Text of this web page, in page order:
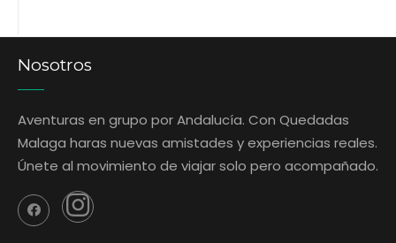
Nosotros
Aventuras en grupo por Andalucía. Con Quedadas
Malaga haras nuevas amistades y experiencias reales.
Únete al movimiento de viajar solo pero acompañado.